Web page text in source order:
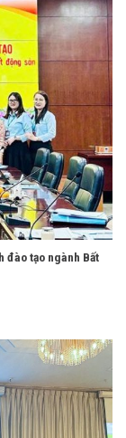
đào tạo ngành Bất